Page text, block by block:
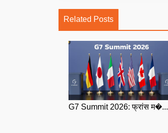
Related Posts
G7 Summit 2026: फ्रांस म�...